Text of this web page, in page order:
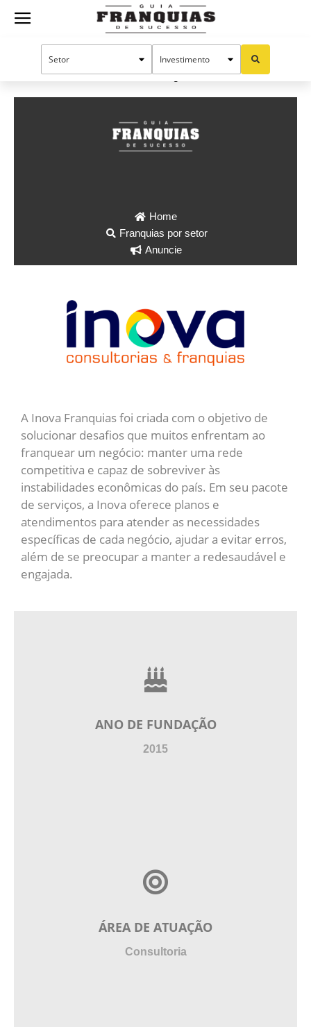
Guia
Consultoria Inova Franquias
Home
Franquias por setor
Anuncie
A Inova Franquias foi criada com o objetivo de
solucionar desafios que muitos enfrentam ao
franquear um negócio: manter uma rede
competitiva e capaz de sobreviver às
instabilidades econômicas do país. Em seu pacote
de serviços, a Inova oferece planos e
atendimentos para atender as necessidades
específicas de cada negócio, ajudar a evitar erros,
além de se preocupar a manter a redesaudável e
engajada.
ANO DE FUNDAÇÃO
2015
ÁREA DE ATUAÇÃO
Consultoria